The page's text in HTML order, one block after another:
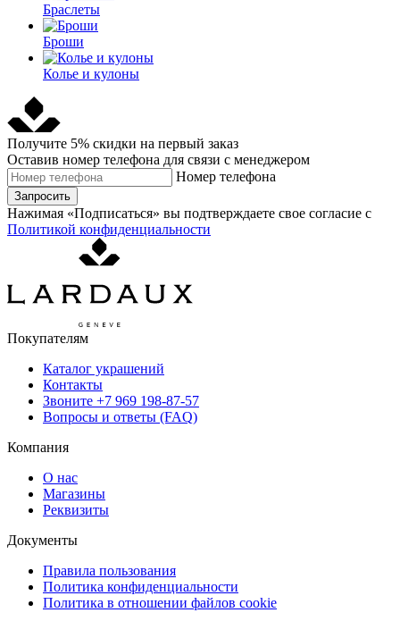
Браслеты
Броши
Колье и кулоны
Получите 5% скидки на первый заказ
Оставив номер телефона для связи с менеджером
Номер телефона
Запросить
Нажимая «Подписаться» вы подтверждаете свое согласие с
Политикой конфиденциальности
Покупателям
Каталог украшений
Контакты
Звоните +7 969 198-87-57
Вопросы и ответы (FAQ)
Компания
О нас
Магазины
Реквизиты
Документы
Правила пользования
Политика конфиденциальности
Политика в отношении файлов cookie